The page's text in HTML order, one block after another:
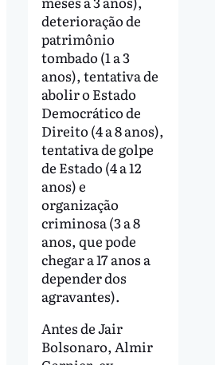
deterioração de
patrimônio
tombado (1 a 3
anos), tentativa de
abolir o Estado
Democrático de
Direito (4 a 8 anos),
tentativa de golpe
de Estado (4 a 12
anos) e
organização
criminosa (3 a 8
anos, que pode
chegar a 17 anos a
depender dos
agravantes).
Antes de Jair
Bolsonaro, Almir